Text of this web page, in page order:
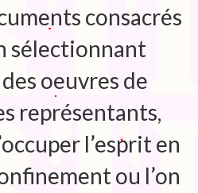
consacrés
sélectionnant
oeuvres de
représentants,
l’esprit en
ou l’on